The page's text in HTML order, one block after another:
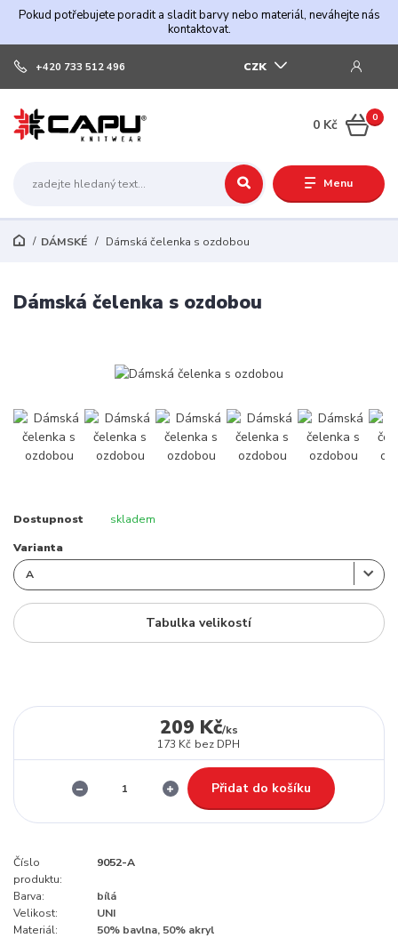
Pokud potřebujete poradit a sladit barvy nebo materiál, neváhejte nás
kontaktovat.
Menu
CZK
+420 733 512 496
0
0 Kč
DÁMSKÉ Dámská čelenka s ozdobou
Dámská čelenka s ozdobou
Dostupnost skladem
Varianta
Tabulka velikostí
209 Kč/ks
173 Kč bez DPH
Přidat do košíku
Číslo
produktu:
9052-A
Barva:
bílá
Velikost:
UNI
Materiál:
50% bavlna, 50% akryl